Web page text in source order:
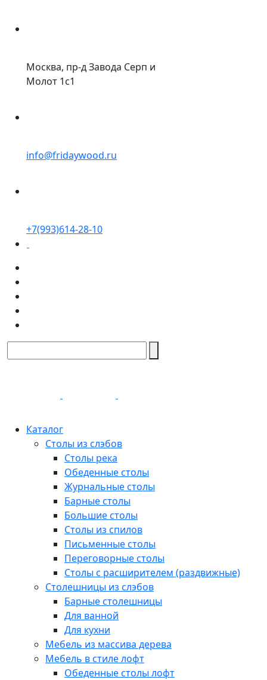
Москва, пр-д Завода Серп и
Молот 1с1
info@fridaywood.ru
+7(993)614-28-10
Каталог
Столы из слэбов
Столы река
Обеденные столы
Журнальные столы
Барные столы
Большие столы
Столы из спилов
Письменные столы
Переговорные столы
Столы с расширителем (раздвижные)
Столешницы из слэбов
Барные столешницы
Для ванной
Для кухни
Мебель из массива дерева
Мебель в стиле лофт
Обеденные столы лофт